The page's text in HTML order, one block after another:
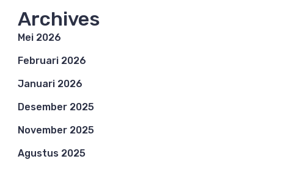
Archives
Mei 2026
Februari 2026
Januari 2026
Desember 2025
November 2025
Agustus 2025